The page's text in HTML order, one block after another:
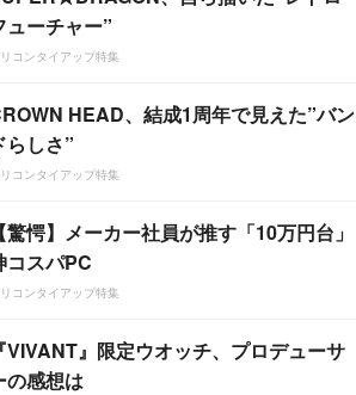
ューチャー”
コンタイアップ特集
HEAD、結成1周年で見えた”バン
らしさ”
コンタイアップ特集
【驚愕】メーカー社員が推す「10万円台」
コスパPC
コンタイアップ特集
『VIVANT』限定ウオッチ、プロデューサ
の感想は